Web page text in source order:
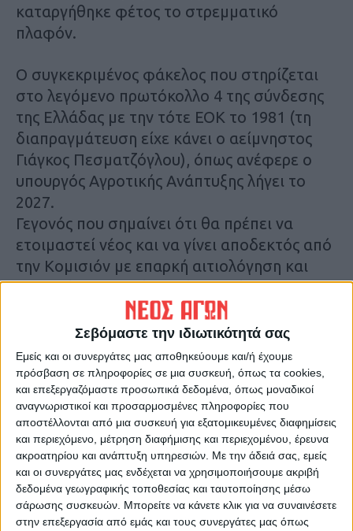
Σεβόμαστε την ιδιωτικότητά σας
Εμείς και οι συνεργάτες μας αποθηκεύουμε και/ή έχουμε
πρόσβαση σε πληροφορίες σε μια συσκευή, όπως τα cookies,
και επεξεργαζόμαστε προσωπικά δεδομένα, όπως μοναδικοί
αναγνωριστικοί και προσαρμοσμένες πληροφορίες που
αποστέλλονται από μια συσκευή για εξατομικευμένες διαφημίσεις
και περιεχόμενο, μέτρηση διαφήμισης και περιεχομένου, έρευνα
ακροατηρίου και ανάπτυξη υπηρεσιών. Με την άδειά σας, εμείς
και οι συνεργάτες μας ενδέχεται να χρησιμοποιήσουμε ακριβή
δεδομένα γεωγραφικής τοποθεσίας και ταυτοποίησης μέσω
σάρωσης συσκευών. Μπορείτε να κάνετε κλικ για να συναινέσετε
στην επεξεργασία από εμάς και τους συνεργάτες μας όπως
καταργήθηκε φέτος το στρεμματικό
πλαφόν.
Ο συγκεκριμένος φάκελος που στηρίζεται
στο λεγόμενο πρωτόκολλο 4 της σύνδεσης
της Ελλάδας με την τότε ΕΟΚ το 1981 (τη
διαπραγμάτευση είχε κάνει ο αείμνηστος
Γιάγκος Πεσματζόγλου), όπως ανέφερε ο
υπουργός Αγροτικής Ανάπτυξης λήγει το
2027.
Γεγονός που σημαίνει ότι θα πρέπει να
ετοιμαστεί νέος και να γίνει αποδεκτός από
την Κομισιόν με επαρκή αιτιολόγηση και
τεκμηρίωση, γιατί ουδείς γνωρίζει ποιο θα
είναι το δημοσιονομικό περιβάλλον που θα
διέπει τότε των Ευρωπαϊκή Ένωση η οποία
επιχειρεί να δεσμεύσει σημαντικά κονδύλια
από τον προϋπολογισμό της και για την
άμυνα (150 δις ευρώ που με τη μόχλευση θα
φτάσουν τα 800 δις ευρώ σύμφωνα με τα
όσα δήλωσε πρόσφατα η πρόεδρος της
Κομισιόν Ούρσουλα Φοντερλάϊνεν).
Το σημαντικότερο όλων ωστόσο είναι ότι
ακόμη και με αυτό το προνομιακό καθεστώς